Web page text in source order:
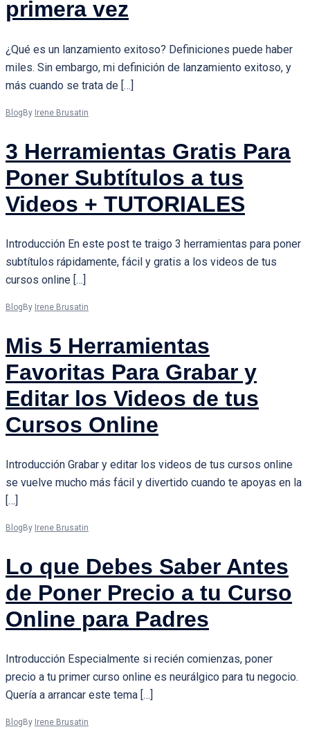
primera vez
¿Qué es un lanzamiento exitoso? Definiciones puede haber
miles. Sin embargo, mi definición de lanzamiento exitoso, y
más cuando se trata de […]
Blog By Irene Brusatin
3 Herramientas Gratis Para
Poner Subtítulos a tus
Videos + TUTORIALES
Introducción En este post te traigo 3 herramientas para poner
subtítulos rápidamente, fácil y gratis a los videos de tus
cursos online […]
Blog By Irene Brusatin
Mis 5 Herramientas
Favoritas Para Grabar y
Editar los Videos de tus
Cursos Online
Introducción Grabar y editar los videos de tus cursos online
se vuelve mucho más fácil y divertido cuando te apoyas en la
[…]
Blog By Irene Brusatin
Lo que Debes Saber Antes
de Poner Precio a tu Curso
Online para Padres
Introducción Especialmente si recién comienzas, poner
precio a tu primer curso online es neurálgico para tu negocio.
Quería a arrancar este tema […]
Blog By Irene Brusatin